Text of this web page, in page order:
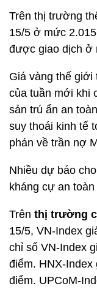
Trên thị trường
15/5 ở mức
được giao dịch ở
Giá vàng thế giới
của tuần mới khi
sản trú ẩn an
suy thoái kinh tế
phán về trần nợ
Nhiều dự báo
kháng cự an
Trên thị trường
15/5, VN-Index
chỉ số VN-Index
điểm. HNX-Index
điểm. UPCoM-